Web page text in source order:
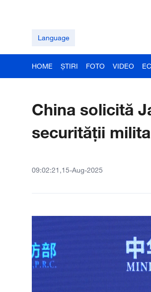
Language
HOME ȘTIRI FOTO VIDEO
China solicită
securității
09:02:21,15-Aug-2025